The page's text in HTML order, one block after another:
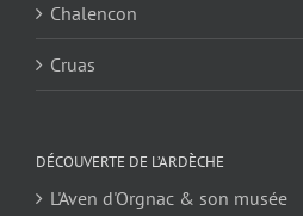
Chalencon
Cruas
DÉCOUVERTE DE L’ARDÈCHE
L'Aven d'Orgnac & son musée